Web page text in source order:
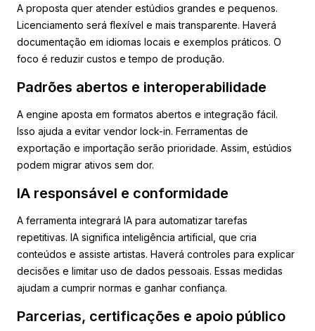
A proposta quer atender estúdios grandes e pequenos.
Licenciamento será flexível e mais transparente. Haverá
documentação em idiomas locais e exemplos práticos. O
foco é reduzir custos e tempo de produção.
Padrões abertos e interoperabilidade
A engine aposta em formatos abertos e integração fácil.
Isso ajuda a evitar vendor lock-in. Ferramentas de
exportação e importação serão prioridade. Assim, estúdios
podem migrar ativos sem dor.
IA responsável e conformidade
A ferramenta integrará IA para automatizar tarefas
repetitivas. IA significa inteligência artificial, que cria
conteúdos e assiste artistas. Haverá controles para explicar
decisões e limitar uso de dados pessoais. Essas medidas
ajudam a cumprir normas e ganhar confiança.
Parcerias, certificações e apoio público